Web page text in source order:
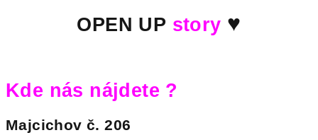
OPEN UP story ♥
Kde nás nájdete ?
Majcichov č. 206